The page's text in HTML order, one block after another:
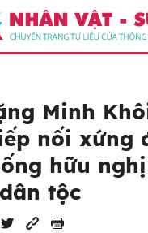
Minh
nối xứng
hữu
tộc